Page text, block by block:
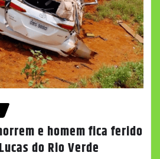
e homem fica ferido
do Rio Verde